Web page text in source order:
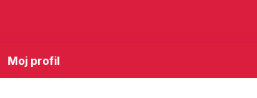
Moj profil